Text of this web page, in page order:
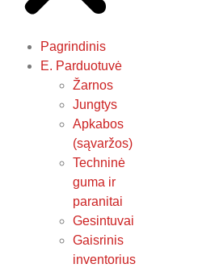
Pagrindinis
E. Parduotuvė
Žarnos
Jungtys
Apkabos
(sąvaržos)
Techninė
guma ir
paranitai
Gesintuvai
Gaisrinis
inventorius